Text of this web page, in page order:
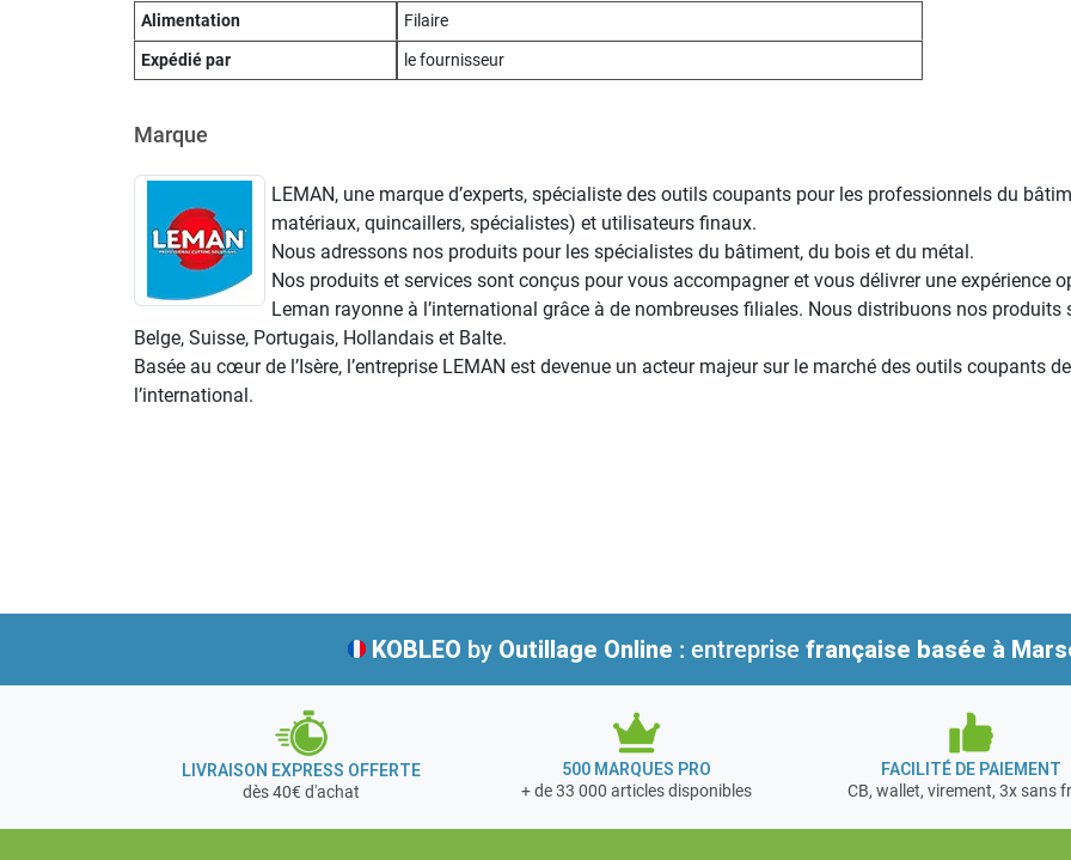
Alimentation
Filaire
Expédié par
le fournisseur
Marque
LEMAN, une marque d’experts, spécialiste des outils coupants pour les professionnels du
matériaux, quincaillers, spécialistes) et utilisateurs finaux.
Nous adressons nos produits pour les spécialistes du bâtiment, du bois et du métal.
Nos produits et services sont conçus pour vous accompagner et vous délivrer une expérience
Leman rayonne à l’international grâce à de nombreuses filiales. Nous distribuons nos produits
Belge, Suisse, Portugais, Hollandais et Balte.
Basée au cœur de l’Isère, l’entreprise LEMAN est devenue un acteur majeur sur le marché des outils coupants
l’international.
KOBLEO by Outillage Online : entreprise française basée à
LIVRAISON EXPRESS OFFERTE
dès 40€ d'achat
500 MARQUES PRO
+ de 33 000 articles disponibles
FACILITÉ DE PAIEMENT
CB, wallet, virement, 3x sans